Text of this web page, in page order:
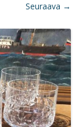
Seuraava →